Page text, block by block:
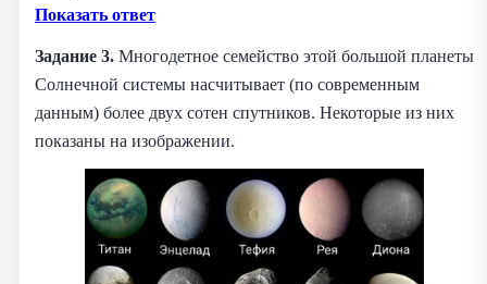
Показать ответ
Задание 3. Многодетное семейство этой большой планеты
Солнечной системы насчитывает (по современным
данным) более двух сотен спутников. Некоторые из них
показаны на изображении.